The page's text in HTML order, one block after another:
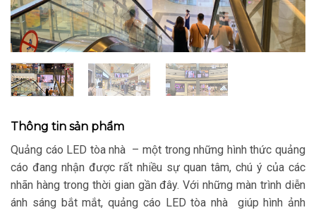
Thông tin sản phẩm
Quảng cáo LED tòa nhà – một trong những hình thức quảng
cáo đang nhận được rất nhiều sự quan tâm, chú ý của các
nhãn hàng trong thời gian gần đây. Với những màn trình diễn
ánh sáng bắt mắt, quảng cáo LED tòa nhà giúp hình ảnh